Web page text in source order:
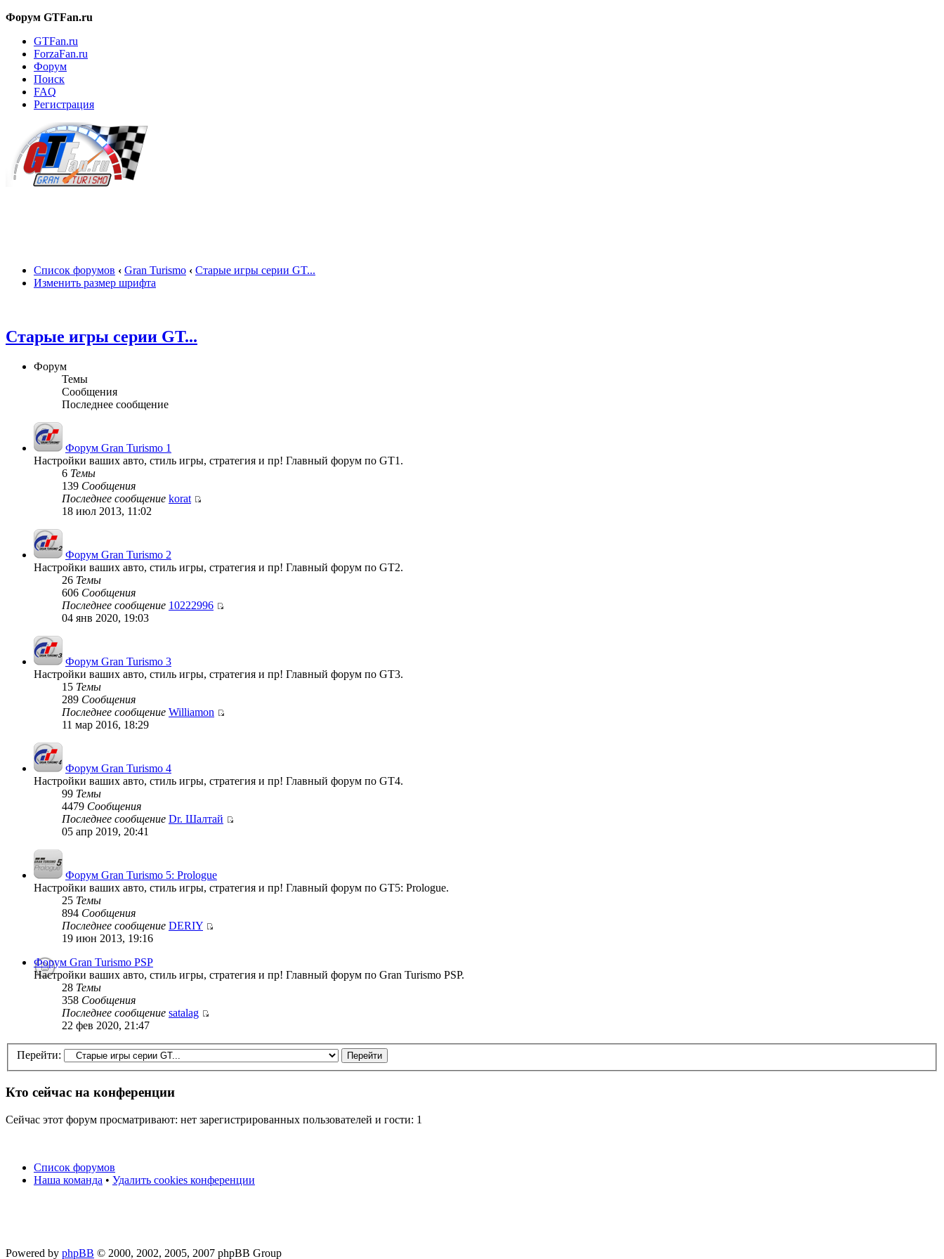
Форум GTFan.ru
GTFan.ru
ForzaFan.ru
Форум
Поиск
FAQ
Регистрация
Список форумов ‹ Gran Turismo ‹ Старые игры серии GT...
Изменить размер шрифта
Старые игры серии GT...
Форум
Темы
Сообщения
Последнее сообщение
Форум Gran Turismo 1
Настройки ваших авто, стиль игры, стратегия и пр! Главный форум по GT1.
6 Темы
139 Сообщения
Последнее сообщение korat
18 июл 2013, 11:02
Форум Gran Turismo 2
Настройки ваших авто, стиль игры, стратегия и пр! Главный форум по GT2.
26 Темы
606 Сообщения
Последнее сообщение 10222996
04 янв 2020, 19:03
Форум Gran Turismo 3
Настройки ваших авто, стиль игры, стратегия и пр! Главный форум по GT3.
15 Темы
289 Сообщения
Последнее сообщение Williamon
11 мар 2016, 18:29
Форум Gran Turismo 4
Настройки ваших авто, стиль игры, стратегия и пр! Главный форум по GT4.
99 Темы
4479 Сообщения
Последнее сообщение Dr. Шалтай
05 апр 2019, 20:41
Форум Gran Turismo 5: Prologue
Настройки ваших авто, стиль игры, стратегия и пр! Главный форум по GT5: Prologue.
25 Темы
894 Сообщения
Последнее сообщение DERIY
19 июн 2013, 19:16
Форум Gran Turismo PSP
Настройки ваших авто, стиль игры, стратегия и пр! Главный форум по Gran Turismo PSP.
28 Темы
358 Сообщения
Последнее сообщение satalag
22 фев 2020, 21:47
Перейти:
Кто сейчас на конференции
Сейчас этот форум просматривают: нет зарегистрированных пользователей и гости: 1
Список форумов
Наша команда • Удалить cookies конференции
Powered by phpBB © 2000, 2002, 2005, 2007 phpBB Group